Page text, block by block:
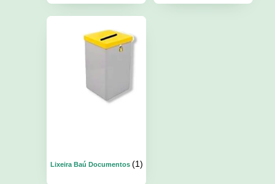
Lixeira Baú Documentos (1)